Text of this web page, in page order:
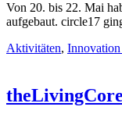
Von 20. bis 22. Mai
aufgebaut. circle17
Aktivitäten,
theLivingCore